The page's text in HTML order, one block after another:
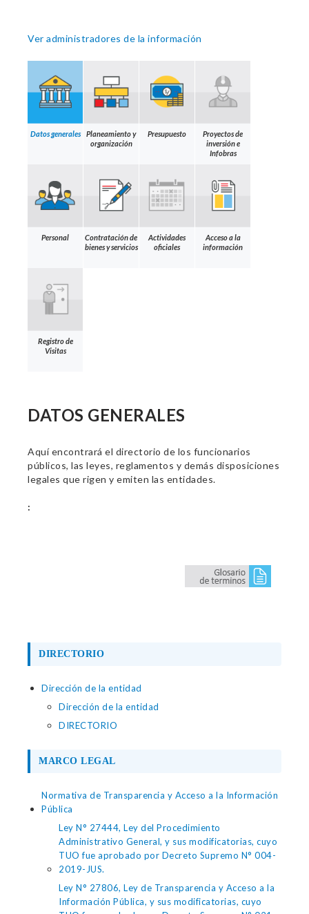
Ver administradores de la información
Datos generales
Planeamiento y
organización
Presupuesto
Proyectos de
inversión e
Infobras
Personal
Contratación de
bienes y servicios
Actividades
oficiales
Acceso a la
información
Registro de
Visitas
DATOS GENERALES
Aquí encontrará el directorio de los funcionarios
públicos, las leyes, reglamentos y demás disposiciones
legales que rigen y emiten las entidades.
:
DIRECTORIO
Dirección de la entidad
Dirección de la entidad
DIRECTORIO
MARCO LEGAL
Normativa de Transparencia y Acceso a la Información
Pública
Ley N° 27444, Ley del Procedimiento
Administrativo General, y sus modificatorias, cuyo
TUO fue aprobado por Decreto Supremo N° 004-
2019-JUS.
Ley N° 27806, Ley de Transparencia y Acceso a la
Información Pública, y sus modificatorias, cuyo